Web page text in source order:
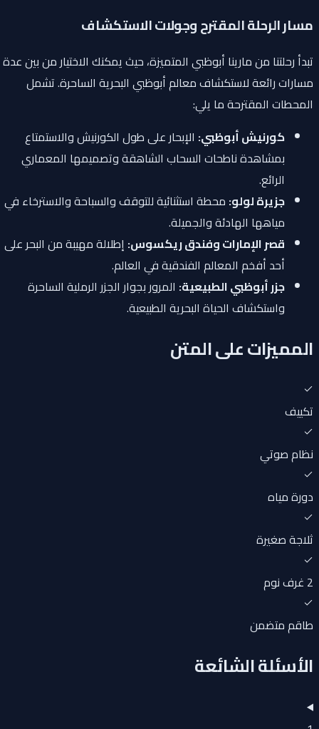
مسار الرحلة المقترح وجولات الاستكشاف
تبدأ رحلتنا من مارينا أبوظبي المتميزة، حيث يمكنك الاختيار من بين عدة
مسارات رائعة لاستكشاف معالم أبوظبي البحرية الساحرة. تشمل
المحطات المقترحة ما يلي:
كورنيش أبوظبي:الإبحار على طول الكورنيش والاستمتاع
بمشاهدة ناطحات السحاب الشاهقة وتصميمها المعماري
الرائع.
جزيرة لولو:محطة استثنائية للتوقف والسباحة والاسترخاء في
مياهها الهادئة والجميلة.
قصر الإمارات وفندق ريكسوس:إطلالة مهيبة من البحر على
أحد أفخم المعالم الفندقية في العالم.
جزر أبوظبي الطبيعية:المرور بجوار الجزر الرملية الساحرة
واستكشاف الحياة البحرية الطبيعية.
المميزات على المتن
تكييف
نظام صوتي
دورة مياه
ثلاجة صغيرة
طاقم متضمن
الأسئلة الشائعة